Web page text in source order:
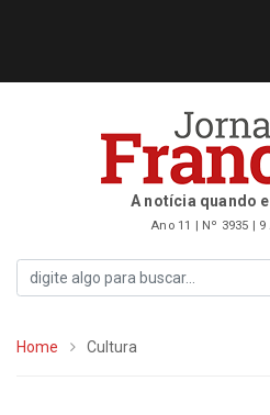
A notícia quando
Ano 11 | Nº 3935 | 9
Home Cultura